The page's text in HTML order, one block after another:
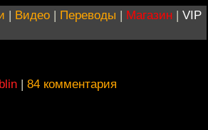
| Видео | Переводы | Магазин | VIP
| 84 комментария